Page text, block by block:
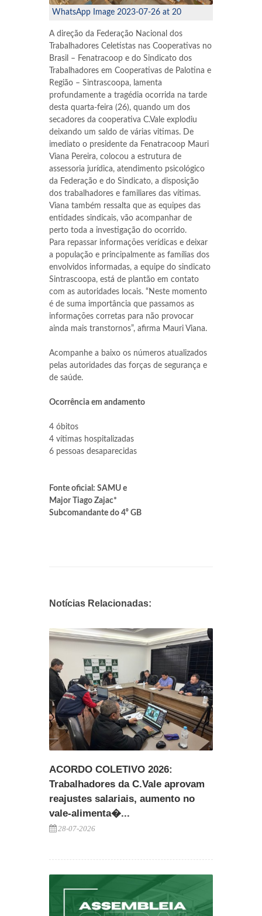
WhatsApp Image 2023-07-26 at 20
A direção da Federação Nacional dos
Trabalhadores Celetistas nas Cooperativas no
Brasil – Fenatracoop e do Sindicato dos
Trabalhadores em Cooperativas de Palotina e
Região – Sintrascoopa, lamenta
profundamente a tragédia ocorrida na tarde
desta quarta-feira (26), quando um dos
secadores da cooperativa C.Vale explodiu
deixando um saldo de várias vitimas. De
imediato o presidente da Fenatracoop Mauri
Viana Pereira, colocou a estrutura de
assessoria jurídica, atendimento psicológico
da Federação e do Sindicato, a disposição
dos trabalhadores e familiares das vítimas.
Viana também ressalta que as equipes das
entidades sindicais, vão acompanhar de
perto toda a investigação do ocorrido.
Para repassar informações verídicas e deixar
a população e principalmente as famílias dos
envolvidos informadas, a equipe do sindicato
Sintrascoopa, está de plantão em contato
com as autoridades locais. “Neste momento
é de suma importância que passamos as
informações corretas para não provocar
ainda mais transtornos”, afirma Mauri Viana.
Acompanhe a baixo os números atualizados
pelas autoridades das forças de segurança e
de saúde.
Ocorrência em andamento
4 óbitos
4 vítimas hospitalizadas
6 pessoas desaparecidas
Fonte oficial: SAMU e
Major Tiago Zajac*
Subcomandante do 4⁰ GB
Notícias Relacionadas:
ACORDO COLETIVO 2026:
Trabalhadores da C.Vale aprovam
reajustes salariais, aumento no
vale-alimenta�...
28-07-2026